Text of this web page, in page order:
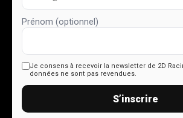
Prénom (optionnel)
Je consens à recevoir la newsletter de 2D
données ne sont pas revendues.
S’inscrire